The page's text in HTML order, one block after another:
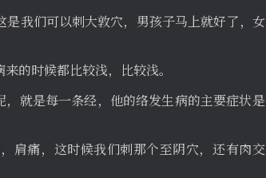
我们可以刺大敦穴，男孩子马上就好了，女
的时候都比较浅，比较浅。
就是每一条经，他的络发生病的主要症状是
肩痛，这时候我们刺那个至阴穴，还有肉交